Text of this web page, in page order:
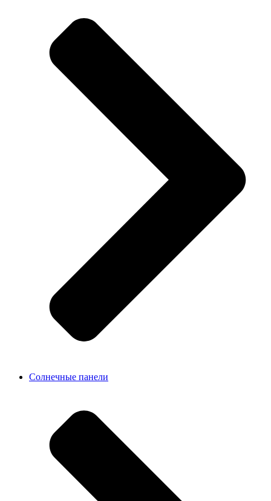
Солнечные панели